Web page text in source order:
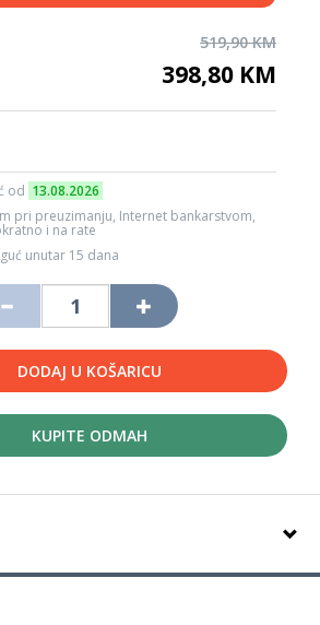
519,90 KM
398,80 KM
od 13.08.2026
pri preuzimanju, Internet bankarstvom,
i na rate
unutar 15 dana
DODAJ U KOŠARICU
KUPITE ODMAH